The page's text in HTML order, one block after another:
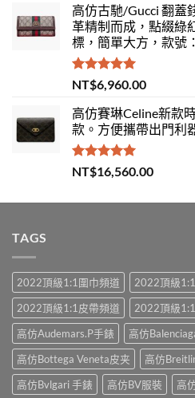
高仿古馳/Gucci 翻蓋
革精制而成，點綴綠
標，簡單大方，款號
評分 5.00
滿分 5
NT$6,960.00
高仿賽琳Celine新款
款。方便攜帶出門利
評分5.00
滿分 5
NT$16,560.00
TAGS
2022頂級1:1圍巾頻道
2022頂級
2022頂級1:1皮帶頻道
2022頂級
高仿Audemars.P手錶
高仿
高仿Bottega Veneta皮夹
高仿
高仿Bvlgari 手錶
高仿BV服裝
高